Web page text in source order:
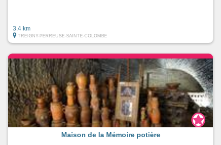
3.4 km
TREIGNY-PERREUSE-SAINTE-COLOMBE
Maison de la Mémoire potière